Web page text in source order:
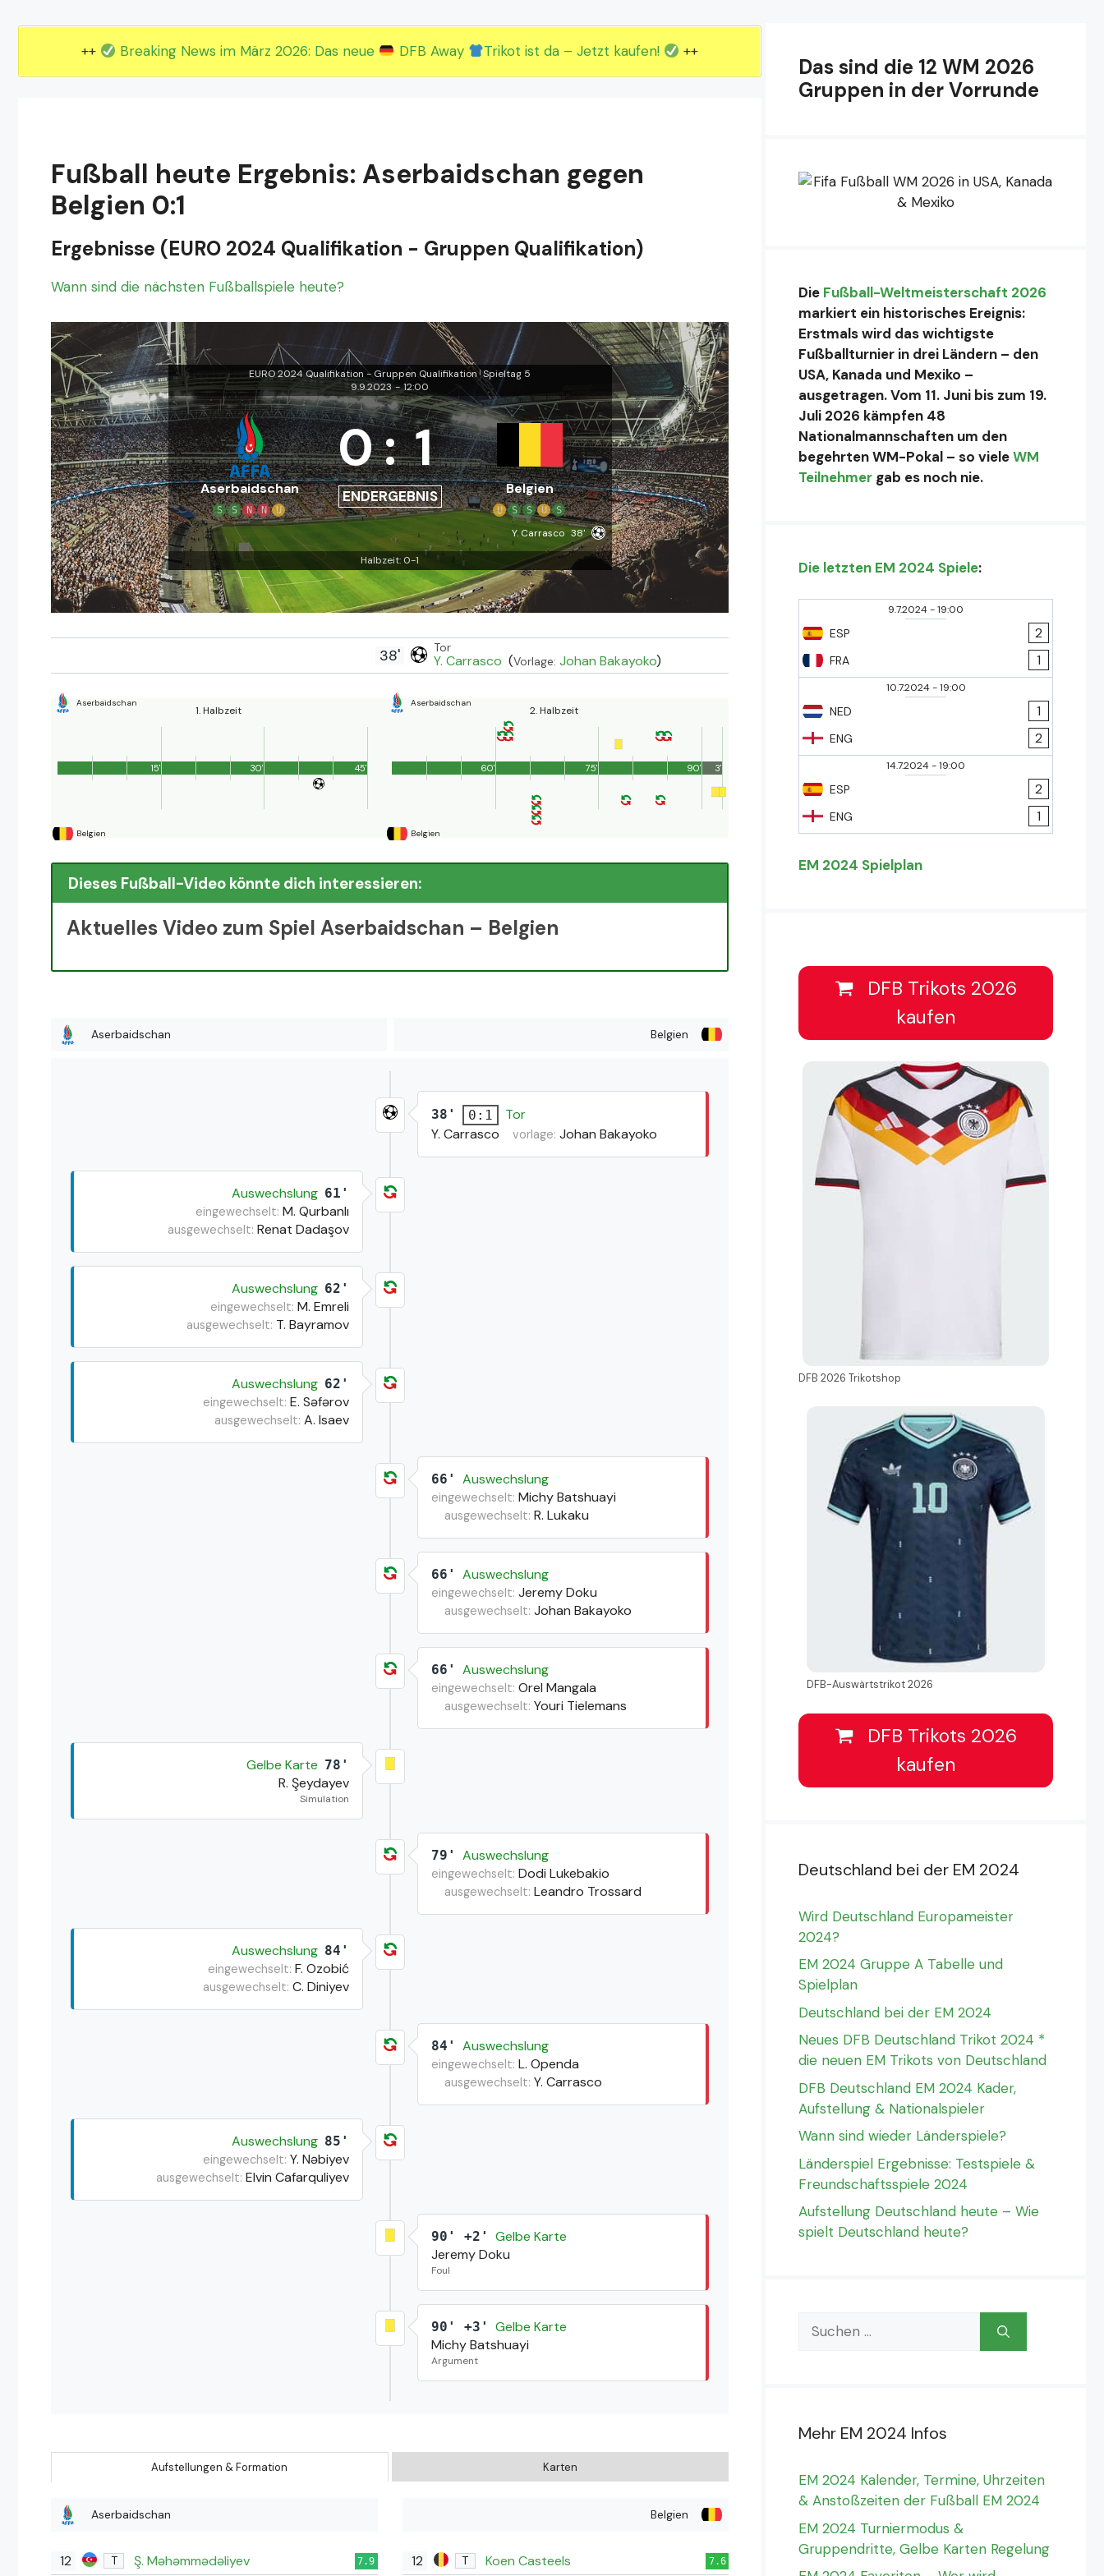
++ Breaking News im März 2026: Das neue DFB Away Trikot ist da – Jetzt kaufen! ++
Fußball heute Ergebnis: Aserbaidschan gegen
Belgien 0:1
Ergebnisse (EURO 2024 Qualifikation - Gruppen Qualifikation)
Wann sind die nächsten Fußballspiele heute?
EURO 2024 Qualifikation - Gruppen Qualifikation | Spieltag 5
9.9.2023 - 12:00
Aserbaidschan
S S N N U
0: 1
ENDERGEBNIS Belgien
U S S U S
Y. Carrasco 38'
Halbzeit: 0-1
38' Tor
Y. Carrasco (Vorlage: Johan Bakayoko)
Aserbaidschan
1. Halbzeit
Belgien
45'
15' 30'
Aserbaidschan
2. Halbzeit
Belgien
90'
60' 75' 3'
Dieses Fußball-Video könnte dich interessieren:
Aktuelles Video zum Spiel Aserbaidschan – Belgien
Aserbaidschan Belgien
38' 0:1
Tor
Y. Carrasco
vorlage: Johan Bakayoko
Auswechslung 61'
eingewechselt: M. Qurbanlı
ausgewechselt: Renat Dadaşov
Auswechslung 62'
eingewechselt: M. Emreli
ausgewechselt: T. Bayramov
Auswechslung 62'
eingewechselt: E. Səfərov
ausgewechselt: A. Isaev
66' Auswechslung
eingewechselt: Michy Batshuayi
ausgewechselt: R. Lukaku
66' Auswechslung
eingewechselt: Jeremy Doku
ausgewechselt: Johan Bakayoko
66' Auswechslung
eingewechselt: Orel Mangala
ausgewechselt: Youri Tielemans
Gelbe Karte 78'
R. Şeydayev
Simulation
79' Auswechslung
eingewechselt: Dodi Lukebakio
ausgewechselt: Leandro Trossard
Auswechslung 84'
eingewechselt: F. Ozobić
ausgewechselt: C. Diniyev
84' Auswechslung
eingewechselt: L. Openda
ausgewechselt: Y. Carrasco
Auswechslung 85'
eingewechselt: Y. Nəbiyev
ausgewechselt: Elvin Cafarquliyev
90' +2'
Gelbe Karte
Jeremy Doku
Foul
90' +3'
Gelbe Karte
Michy Batshuayi
Argument
Aufstellungen & Formation Karten
Aserbaidschan
12 T Ş. Məhəmmədəliyev 7.9
Belgien
12 T Koen Casteels 7.6
Das sind die 12 WM 2026
Gruppen in der Vorrunde
Die Fußball-Weltmeisterschaft 2026
markiert ein historisches Ereignis:
Erstmals wird das wichtigste
Fußballturnier in drei Ländern – den
USA, Kanada und Mexiko –
ausgetragen. Vom 11. Juni bis zum 19.
Juli 2026 kämpfen 48
Nationalmannschaften um den
begehrten WM-Pokal – so vieleWM
Teilnehmer gab es noch nie.
Die letzten EM 2024 Spiele:
9.7.2024-19:00
ESP
FRA
2
1
10.7.2024-19:00
NED
ENG
1
2
14.7.2024-19:00
ESP
ENG
2
1
EM 2024 Spielplan
DFB Trikots 2026
kaufen
DFB 2026 Trikotshop
DFB-Auswärtstrikot 2026
DFB Trikots 2026
kaufen
Deutschland bei der EM 2024
Wird Deutschland Europameister
2024?
EM 2024 Gruppe A Tabelle und
Spielplan
Deutschland bei der EM 2024
Neues DFB Deutschland Trikot 2024 *
die neuen EM Trikots von Deutschland
DFB Deutschland EM 2024 Kader,
Aufstellung & Nationalspieler
Wann sind wieder Länderspiele?
Länderspiel Ergebnisse: Testspiele &
Freundschaftsspiele 2024
Aufstellung Deutschland heute – Wie
spielt Deutschland heute?
Suchen
nach:
Mehr EM 2024 Infos
EM 2024 Kalender, Termine, Uhrzeiten
& Anstoßzeiten der Fußball EM 2024
EM 2024 Turniermodus &
Gruppendritte, Gelbe Karten Regelung